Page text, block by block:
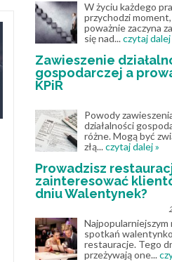
25
MAJ
Muzyka online
internet
sposób
Jeszcze kilkanaście
osoby uczące się
instrumentach były
materiałów
Nuty...
Know How
W życiu każdego
przychodzi
poważnie zaczyna
się nad...czytaj dalej
Zawieszenie
gospodarczej a
KPiR
Powody
działalności
różne. Mogą być
złą...czytaj dalej »
Prowadzisz
zainteresować
dniu Walentynek?
Najpopularniejszym
spotkań
restauracje. Tego
przeżywają one...